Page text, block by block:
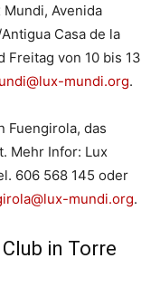
Mundi, Avenida
Casa de la
Freitag von 10 bis 13
mundi.org.
Fuengirola, das
Mehr Infor: Lux
606 568 145 oder
mundi.org.
in Torre